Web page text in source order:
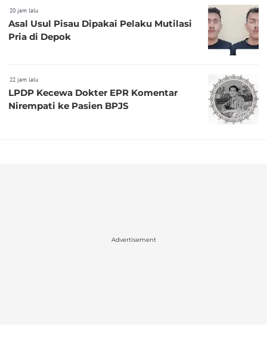
20 jam lalu
Asal Usul Pisau Dipakai Pelaku Mutilasi
Pria di Depok
22 jam lalu
LPDP Kecewa Dokter EPR Komentar
Nirempati ke Pasien BPJS
Advertisement